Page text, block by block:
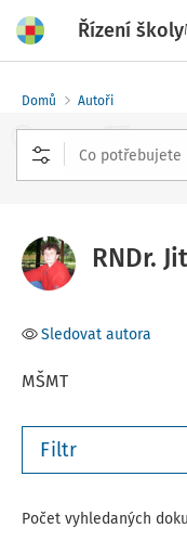
Řízení školy
Domů Autoři
RNDr.
Sledovat autora
MŠMT
Filtr
Počet vyhledaných